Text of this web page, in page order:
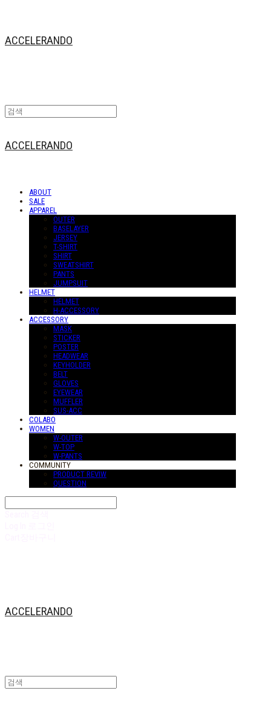
ACCELERANDO
ACCELERANDO
ABOUT
SALE
APPAREL
OUTER
BASELAYER
JERSEY
T-SHIRT
SHIRT
SWEATSHIRT
PANTS
JUMPSUIT
HELMET
HELMET
H-ACCESSORY
ACCESSORY
MASK
STICKER
POSTER
HEADWEAR
KEYHOLDER
BELT
GLOVES
EYEWEAR
MUFFLER
SUS-ACC
COLABO
WOMEN
W-OUTER
W-TOP
W-PANTS
COMMUNITY
PRODUCT REVIW
QUESTION
ACCELERANDO